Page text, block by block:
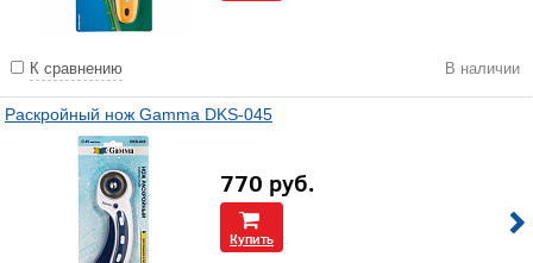
К сравнению В наличии
Раскройный нож Gamma DKS-045
770 руб.
Купить